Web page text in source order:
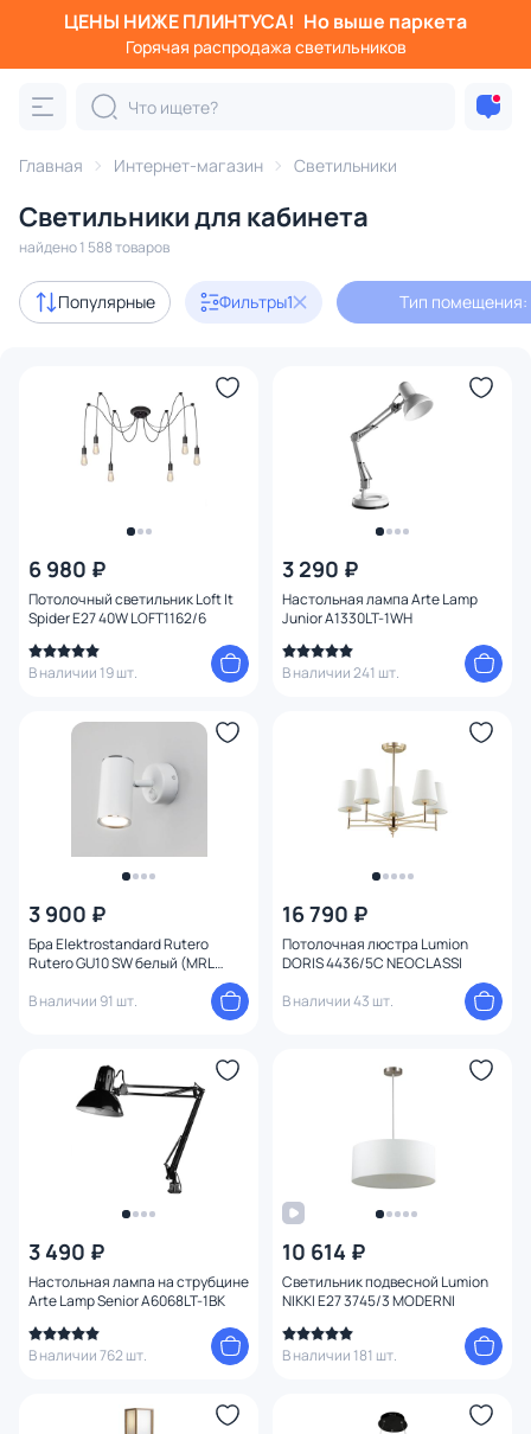
ЦЕНЫ НИЖЕ ПЛИНТУСА! Но выше паркета
Горячая распродажа светильников
Главная Интернет-магазин Светильники
Светильники для кабинета
найдено 1 588 товаров
Популярные Фильтры1 Тип помещения:
6 980 ₽
Потолочный светильник Loft It
Spider E27 40W LOFT1162/6
В наличии 19 шт.
3 290 ₽
Настольная лампа Arte Lamp
Junior A1330LT-1WH
В наличии 241 шт.
3 900 ₽
Бра Elektrostandard Rutero
Rutero GU10 SW белый (MRL
В наличии 91 шт.
16 790 ₽
Потолочная люстра Lumion
DORIS 4436/5C NEOCLASSI
В наличии 43 шт.
3 490 ₽
Настольная лампа на струбцине
Arte Lamp Senior A6068LT-1BK
В наличии 762 шт.
10 614 ₽
Светильник подвесной Lumion
NIKKI E27 3745/3 MODERNI
В наличии 181 шт.
Фильтры
Категория:
Люстры Подвесные светильники
Акции 166
В наличии
Доставка
Цвет
Стиль
Материал
Вид лампы
Тип помещения
Форма
Форма плафона
Функции
Мощность ламп
Умный дом